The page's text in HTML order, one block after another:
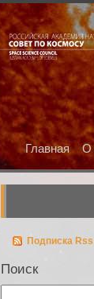
Главная О
Подписка Rss
Поиск